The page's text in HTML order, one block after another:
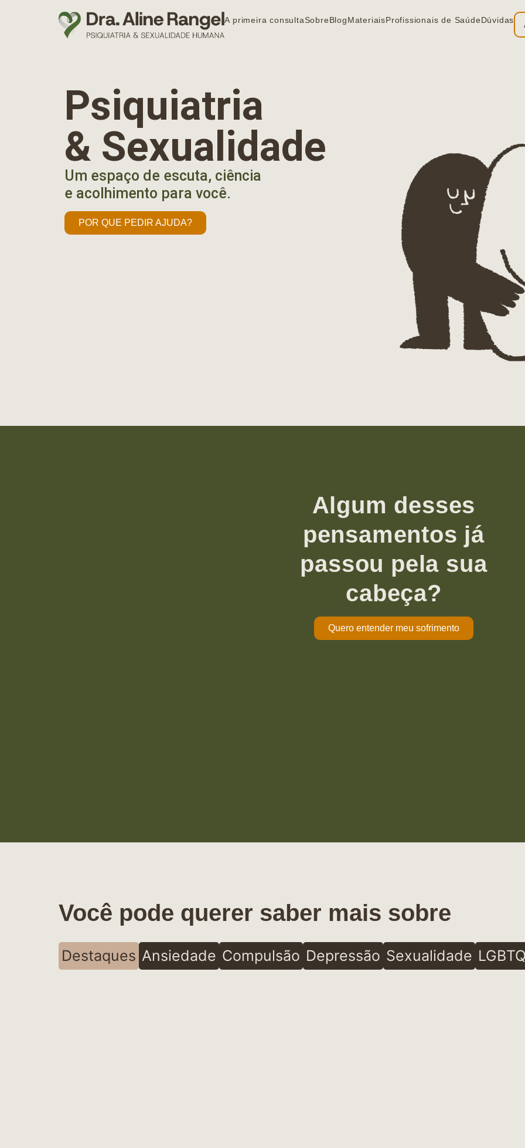
A primeira consultaSobreBlogMateriaisProfissionais de SaúdeDúvidas
Psiquiatria
& Sexualidade
Um espaço de escuta, ciência
e acolhimento para você.
POR QUE PEDIR AJUDA?
Algum desses
pensamentos já
passou pela sua
cabeça?
Quero entender meu sofrimento
Você pode querer saber mais sobre
Destaques Ansiedade Compulsão Depressão Sexualidade